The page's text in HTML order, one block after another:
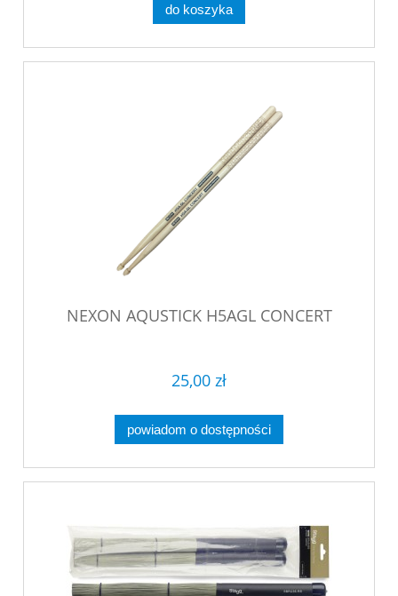
do koszyka
NEXON AQUSTICK H5AGL CONCERT
25,00 zł
powiadom o dostępności